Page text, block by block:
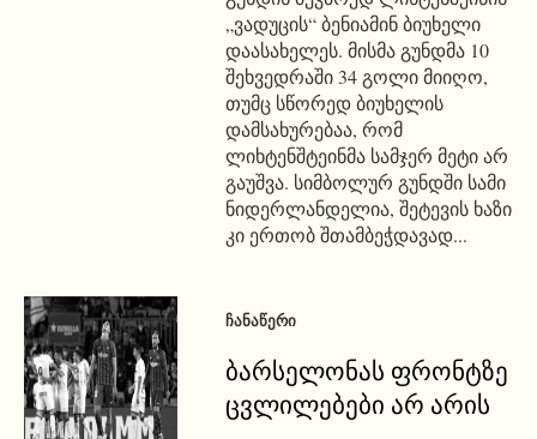
„ვადუცის“ ბენიამინ ბიუხელი
დაასახელეს. მისმა გუნდმა 10
შეხვედრაში 34 გოლი მიიღო,
თუმც სწორედ ბიუხელის
დამსახურებაა, რომ
ლიხტენშტეინმა სამჯერ მეტი არ
გაუშვა. სიმბოლურ გუნდში სამი
ნიდერლანდელია, შეტევის ხაზი
კი ერთობ შთამბეჭდავად...
ᲩᲐᲜᲐᲬᲔᲠᲘ
ბარსელონას ფრონტზე
ცვლილებები არ არის